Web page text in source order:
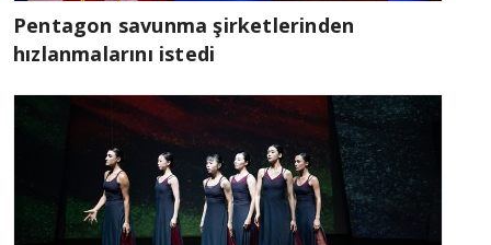
Pentagon savunma şirketlerinden
hızlanmalarını istedi